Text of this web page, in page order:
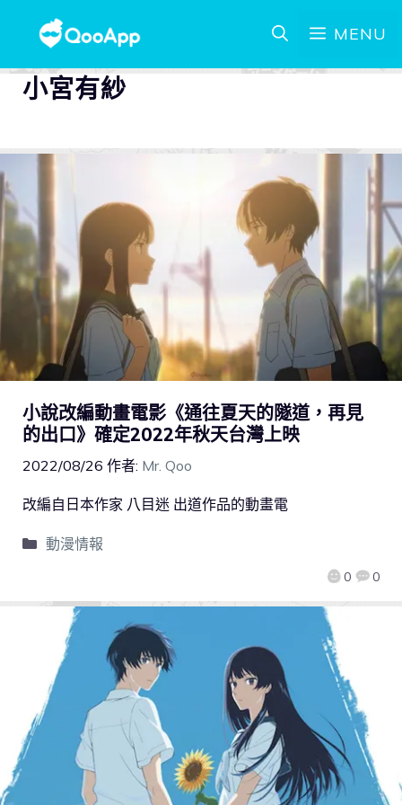
MENU
小宮有紗
小說改編動畫電影《通往夏天的隧道，再見
的出口》確定2022年秋天台灣上映
2022/08/26 作者: Mr. Qoo
0 0
改編自日本作家 八目迷 出道作品的動畫電
動漫情報